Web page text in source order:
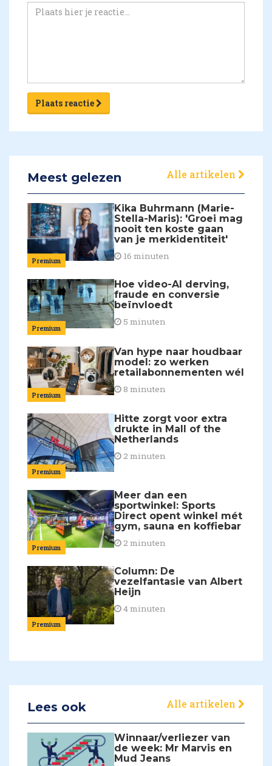
Plaats reactie
Meest gelezen Alle artikelen
Premium
Kika Buhrmann (Marie-
Stella-Maris): 'Groei mag
nooit ten koste gaan
van je merkidentiteit'
16 minuten
Premium
Hoe video-AI derving,
fraude en conversie
beïnvloedt
5 minuten
Premium
Van hype naar houdbaar
model: zo werken
retailabonnementen wél
8 minuten
Premium
Hitte zorgt voor extra
drukte in Mall of the
Netherlands
2 minuten
Premium
Meer dan een
sportwinkel: Sports
Direct opent winkel mét
gym, sauna en koffiebar
2 minuten
Premium
Column: De
vezelfantasie van Albert
Heijn
4 minuten
Lees ook Alle artikelen
Winnaar/verliezer van
de week: Mr Marvis en
Mud Jeans